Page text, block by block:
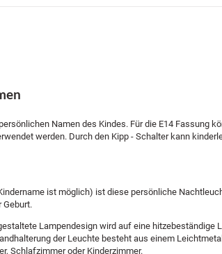
Namen des Kindes. Für die E14 Fassung
werden. Durch den Kipp - Schalter kann
ist möglich) ist diese persönliche
Geburt.
Lampendesign wird auf eine hitzebeständige
der Leuchte besteht aus einem
Schlafzimmer oder Kinderzimmer.